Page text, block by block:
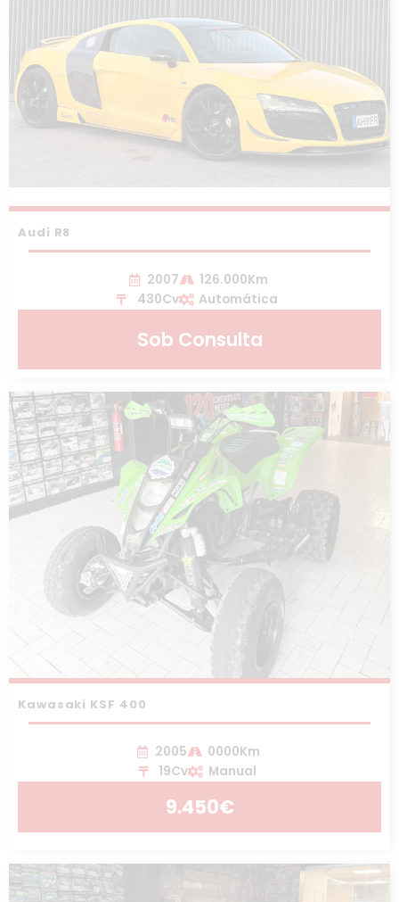
Audi R8
2007
126.000Km
430Cv
Automática
Sob Consulta
Kawasaki KSF 400
2005
0000Km
19Cv
Manual
9.450€